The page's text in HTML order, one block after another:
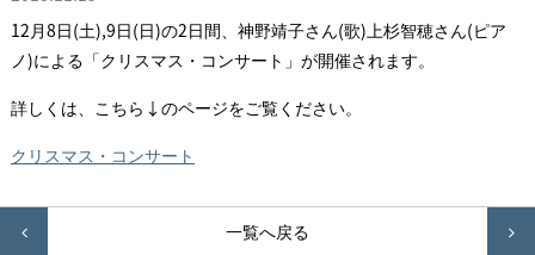
12月8日(土),9日(日)の2日間、神野靖子さん(歌)上杉智穂さん(ピア
ノ)による「クリスマス・コンサート」が開催されます。
詳しくは、こちら↓のページをご覧ください。
クリスマス・コンサート
 一覧へ戻る 